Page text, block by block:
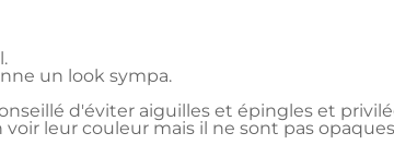
un look sympa.
d'éviter aiguilles et épingles et
leur couleur mais il ne sont pas